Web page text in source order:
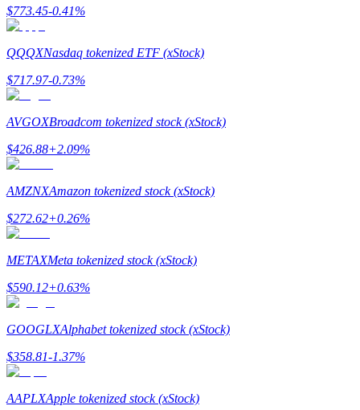
Staking
$773.45-0.41%
QQQXNasdaq tokenized ETF (xStock)
$717.97-0.73%
AVGOXBroadcom tokenized stock (xStock)
$426.88+2.09%
AMZNXAmazon tokenized stock (xStock)
$272.62+0.26%
METAXMeta tokenized stock (xStock)
$590.12+0.63%
GOOGLXAlphabet tokenized stock (xStock)
$358.81-1.37%
AAPLXApple tokenized stock (xStock)